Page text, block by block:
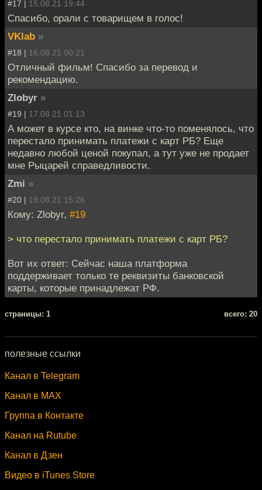
#17 | 15.08.21 19:44
Спасибо, орали с товарищем в голос!
VKlab »
#18 | 16.08.21 00:21
Отличный фильм! Спасибо за перевод и
рекомендацию.
Zlobyr »
#19 | 17.08.21 01:13
А может в курсе кто, на винке что-то поменялось, что
перестало принимать платежи с карт РБ? Еще
недавно любой ценой покупал, а тут уже не продает
мне Рыцарей справедливости.
Zmi »
#20 | 19.08.21 15:26
Кому: Zlobyr, #19
> что перестало принимать платежи с карт РБ?
Вот их ответ: Сейчас наша платформа
поддерживает только те реквизиты банковской
карты, которые принадлежат РФ.
cтраницы: 1 всего: 20
полезные ссылки
Канал в Telegram
Канал в MAX
Группа в Контакте
Канал на Rutube
Канал в Дзен
Видео в iTunes Store